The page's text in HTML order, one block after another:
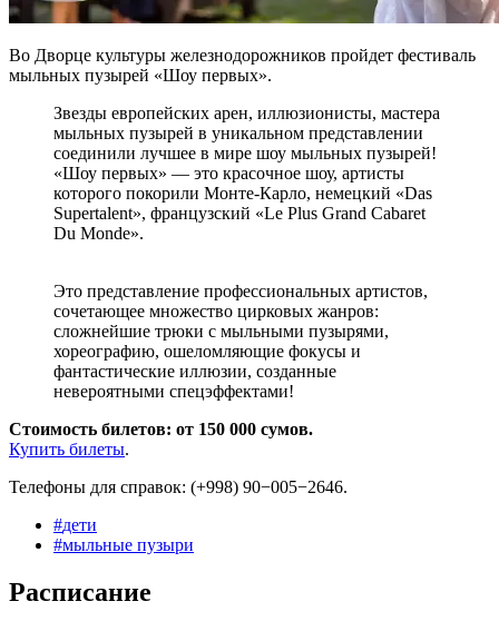
Во Дворце культуры железнодорожников пройдет фестиваль
мыльных пузырей «Шоу первых».
Звезды европейских арен, иллюзионисты, мастера
мыльных пузырей в уникальном представлении
соединили лучшее в мире шоу мыльных пузырей!
«Шоу первых» — это красочное шоу, артисты
которого покорили Монте-Карло, немецкий «Das
Supertalent», французский «Le Plus Grand Cabaret
Du Monde».
Это представление профессиональных артистов,
сочетающее множество цирковых жанров:
сложнейшие трюки с мыльными пузырями,
хореографию, ошеломляющие фокусы и
фантастические иллюзии, созданные
невероятными спецэффектами!
Стоимость билетов: от 150 000 сумов.
Купить билеты.
Телефоны для справок: (+998) 90−005−2646.
#дети
#мыльные пузыри
Расписание